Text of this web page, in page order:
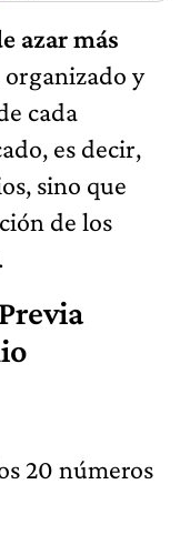
azar más
organizado y
cada
es decir,
sino que
de los
20 números